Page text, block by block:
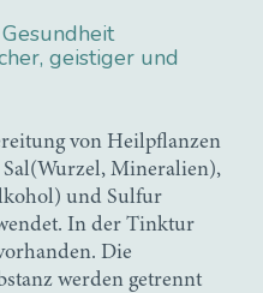
geistiger und
von Heilpflanzen
Mineralien),
und Sulfur
In der Tinktur
Die
werden getrennt